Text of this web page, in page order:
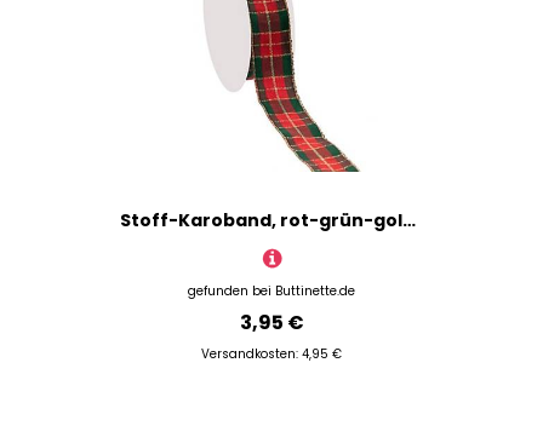
Stoff-Karoband, rot-grün-gold, 25 mm, 5 m
gefunden bei Buttinette.de
3,95 €
Versandkosten: 4,95 €